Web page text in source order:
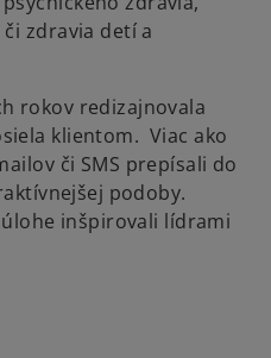
zdravia detí a
rokov redizajnovala
klientom. Viac ako
či SMS prepísali do
podoby.
inšpirovali lídrami